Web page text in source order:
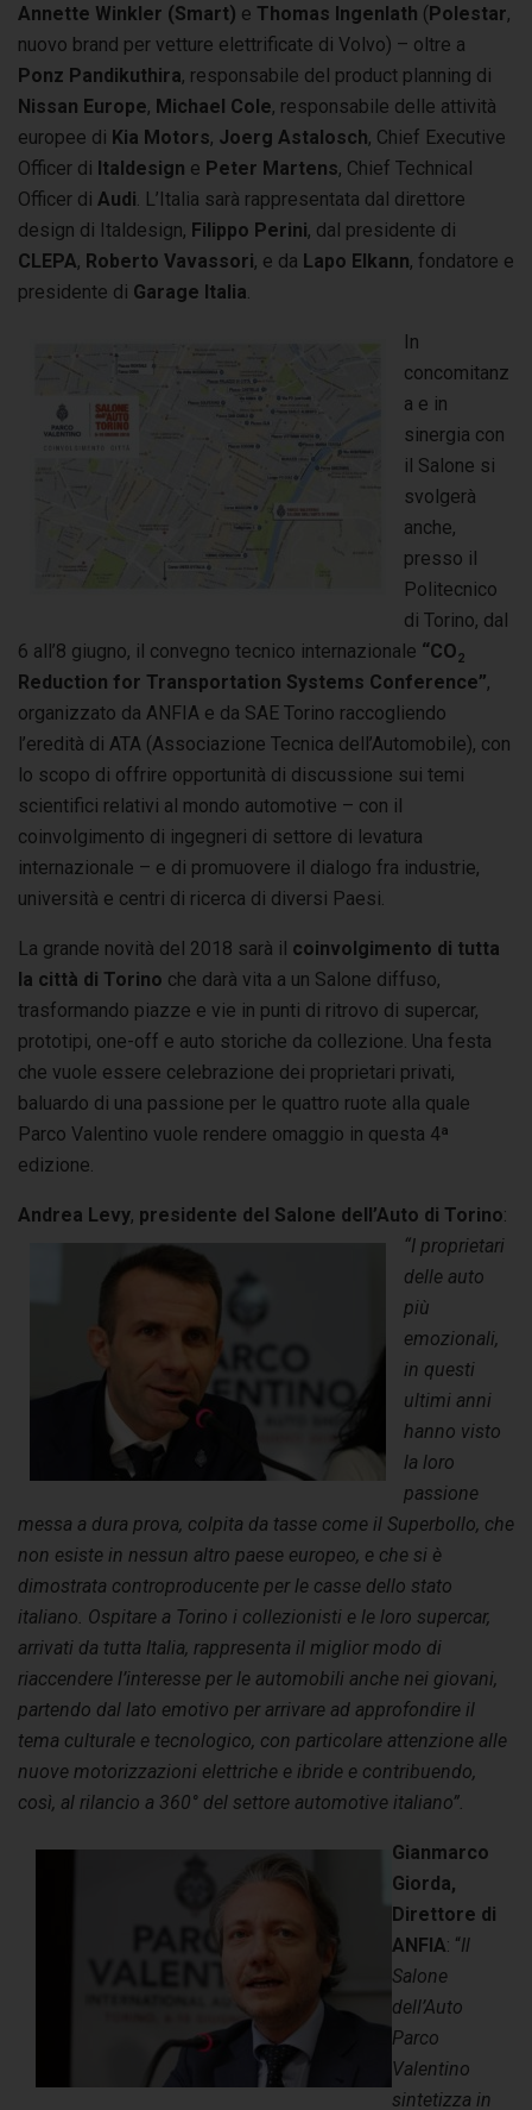
Annette Winkler (Smart) e Thomas Ingenlath (Polestar,
nuovo brand per vetture elettrificate di Volvo) – oltre a
Ponz Pandikuthira, responsabile del product planning di
Nissan Europe, Michael Cole, responsabile delle attività
europee di Kia Motors, Joerg Astalosch, Chief Executive
Officer di Italdesign e Peter Martens, Chief Technical
Officer di Audi . L’Italia sarà rappresentata dal direttore
design di Italdesign, Filippo Perini, dal presidente di
CLEPA, Roberto Vavassori, e da Lapo Elkann, fondatore e
presidente di Garage Italia
In
concomitanz
a e in
sinergia con
il Salone si
svolgerà
anche,
presso il
Politecnico
di Torino, dal
6 all’8 giugno, il convegno tecnico internazionale “CO2
Reduction for Transportation Systems Conference”,
organizzato da ANFIA e da SAE Torino raccogliendo
l’eredità di ATA (Associazione Tecnica dell’Automobile), con
lo scopo di offrire opportunità di discussione sui temi
scientifici relativi al mondo automotive – con il
coinvolgimento di ingegneri di settore di levatura
internazionale – e di promuovere il dialogo fra industrie,
università e centri di ricerca di diversi Paesi.
La grande novità del 2018 sarà il coinvolgimento di tutta
la città di Torino che darà vita a un Salone diffuso,
trasformando piazze e vie in punti di ritrovo di supercar,
prototipi, one-off e auto storiche da collezione. Una festa
che vuole essere celebrazione dei proprietari privati,
baluardo di una passione per le quattro ruote alla quale
Parco Valentino vuole rendere omaggio in questa 4ª
edizione.
Andrea Levy, presidente del Salone dell’Auto di Torino:
“I proprietari
delle auto
più
emozionali,
in questi
ultimi anni
hanno visto
la loro
passione
messa a dura prova, colpita da tasse come il Superbollo, che
non esiste in nessun altro paese europeo, e che si è
dimostrata controproducente per le casse dello stato
italiano. Ospitare a Torino i collezionisti e le loro supercar,
arrivati da tutta Italia, rappresenta il miglior modo di
riaccendere l’interesse per le automobili anche nei giovani,
partendo dal lato emotivo per arrivare ad approfondire il
tema culturale e tecnologico, con particolare attenzione alle
nuove motorizzazioni elettriche e ibride e contribuendo,
così, al rilancio a 360° del settore automotive italiano”.
Gianmarco
Giorda,
Direttore di
ANFIA: “Il
Salone
dell’Auto
Parco
Valentino
sintetizza in